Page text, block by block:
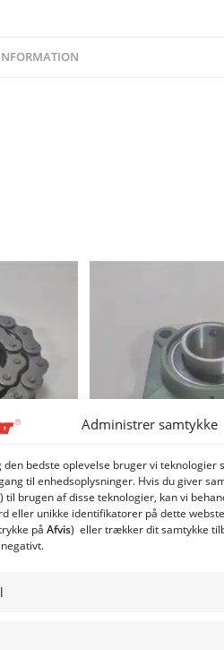
Administrer samtykke
den bedste oplevelse bruger vi teknologier
til enhedsoplysninger. Hvis du giver
) til brugen af ​​disse teknologier, kan vi
eller unikke identifikatorer på dette
på Afvis) eller trækker dit samtykke
Flangeleje til